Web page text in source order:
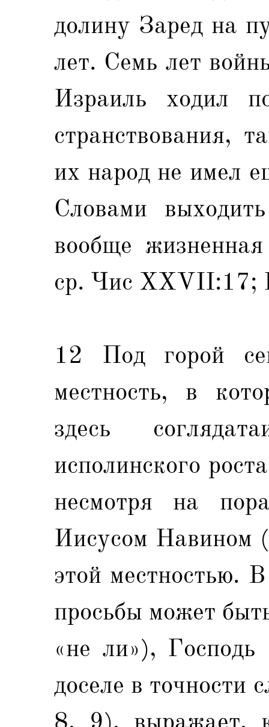
долину Заред на
лет. Семь лет
Израиль ходил
странствования,
их народ не имел
Словами
вообще жизненная
ср. Чис XXVII:17;
12 Под горой
местность, в
здесь
исполинского
несмотря на
Иисусом Навином
этой местностью.
просьбы может
«не ли»),
доселе в точности